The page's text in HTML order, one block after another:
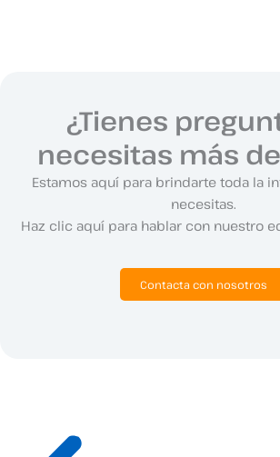
¿Tienes
necesitas más
Estamos aquí para brindarte toda la
necesitas.
Haz clic aquí para hablar con nuestro
Contacta con nosotros